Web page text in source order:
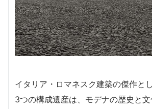
イタリア・ロマネスク建築の傑作と
3つの構成遺産は、モデナの歴史と